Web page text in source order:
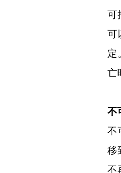
可
可
定
亡
不
不
移
不